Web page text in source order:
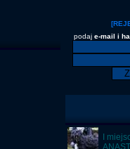
podaj e-mail i
I